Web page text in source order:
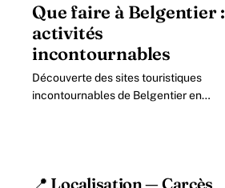
département.
Que faire à Belgentier :
activités
incontournables
Découverte des sites touristiques
incontournables de Belgentier en
📍 Localisation — Carcès